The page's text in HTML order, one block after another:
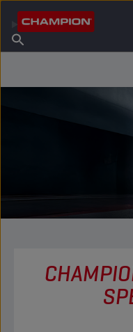
À propos de Champion
Trouver un point de vente